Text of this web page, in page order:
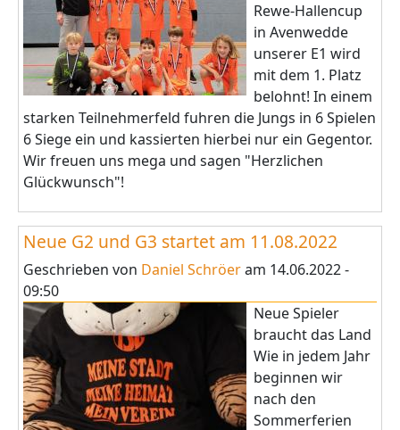
Rewe-Hallencup
in Avenwedde
unserer E1 wird
mit dem 1. Platz
belohnt! In einem
starken Teilnehmerfeld fuhren die Jungs in 6 Spielen
6 Siege ein und kassierten hierbei nur ein Gegentor.
Wir freuen uns mega und sagen "Herzlichen
Glückwunsch"!
Neue G2 und G3 startet am 11.08.2022
Geschrieben von Daniel Schröeram 14.06.2022 -
09:50
Neue Spieler
braucht das Land
Wie in jedem Jahr
beginnen wir
nach den
Sommerferien